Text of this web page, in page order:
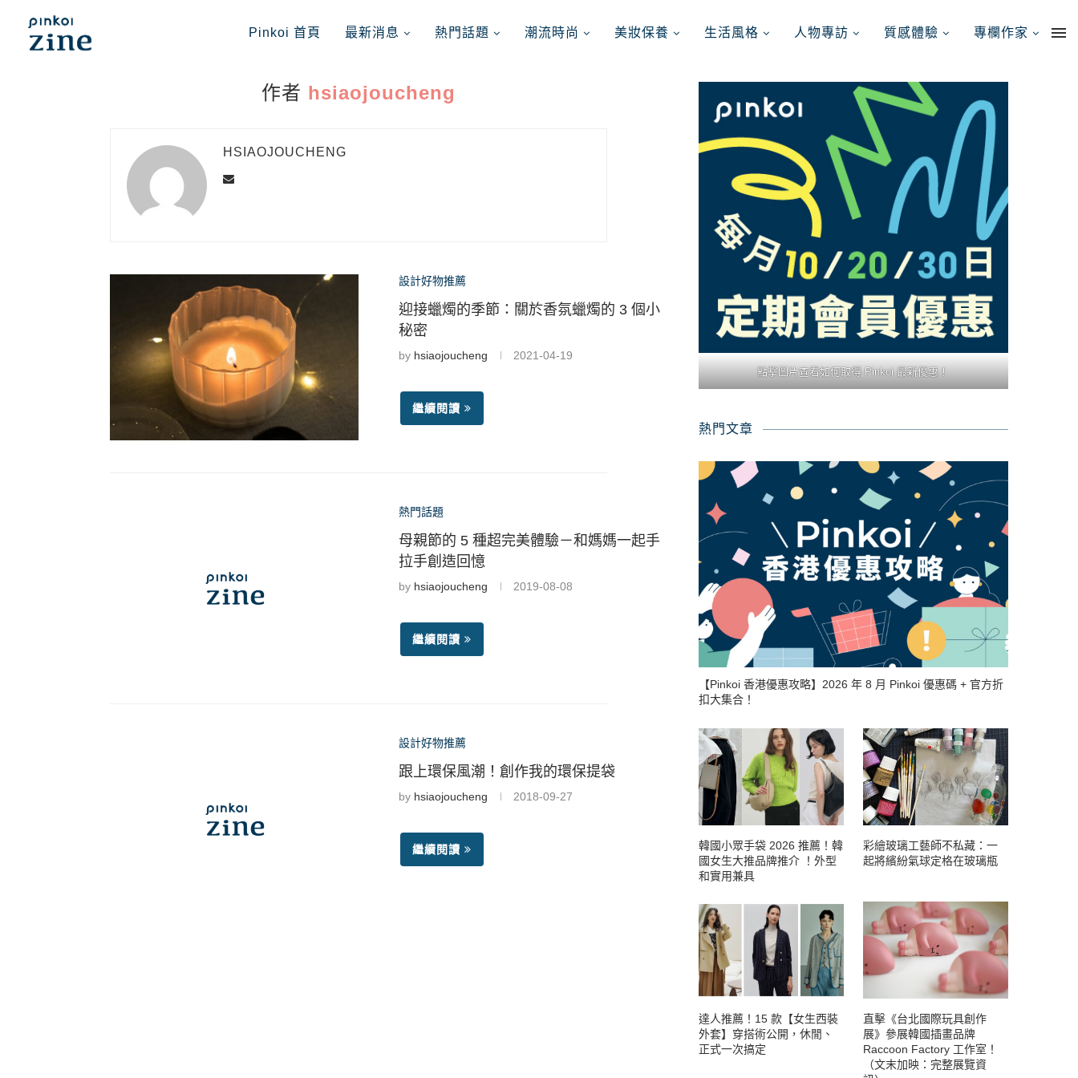
Pinkoi 首頁 最新消息 熱門話題 潮流時尚 美妝保養 生活風格 人物專訪 質感體驗 專欄作家
作者 hsiaojoucheng
HSIAOJOUCHENG
設計好物推薦
迎接蠟燭的季節：關於香氛蠟燭的 3 個小
秘密
by hsiaojoucheng 2021-04-19
繼續閱讀
熱門話題
母親節的 5 種超完美體驗－和媽媽一起手
拉手創造回憶
by hsiaojoucheng 2019-08-08
繼續閱讀
設計好物推薦
跟上環保風潮！創作我的環保提袋
by hsiaojoucheng 2018-09-27
繼續閱讀
點擊圖片查看如何取得 Pinkoi 最新優惠！
熱門文章
【Pinkoi 香港優惠攻略】2026 年 8 月 Pinkoi 優惠碼 + 官方折
扣大集合！
韓國小眾手袋 2026 推薦！韓
國女生大推品牌推介 ！外型
和實用兼具
彩繪玻璃工藝師不私藏：一
起將繽紛氣球定格在玻璃瓶
達人推薦！15 款【女生西裝
外套】穿搭術公開，休閒、
正式一次搞定
直擊《台北國際玩具創作
展》參展韓國插畫品牌
Raccoon Factory 工作室！
（文末加映：完整展覽資